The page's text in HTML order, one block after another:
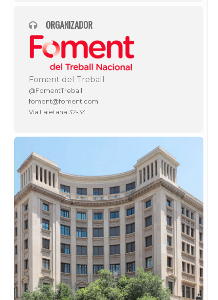
ORGANIZADOR
Foment del Treball
@FomentTreball
foment@foment.com
Via Laietana 32-34